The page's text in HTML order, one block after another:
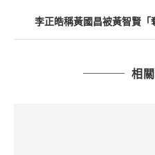
李正皓稱黃國昌被黃智賢
相